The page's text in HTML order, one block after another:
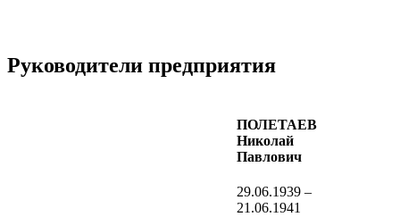
Руководители предприятия
ПОЛЕТАЕВ
Николай
Павлович
29.06.1939 –
21.06.1941